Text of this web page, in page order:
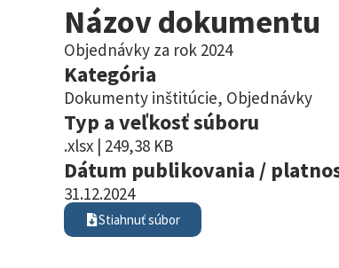
Názov dokumentu
Objednávky za rok 2024
Kategória
Dokumenty inštitúcie, Objednávky
Typ a veľkosť súboru
.xlsx | 249,38 KB
Dátum publikovania /
31.12.2024
Stiahnuť súbor